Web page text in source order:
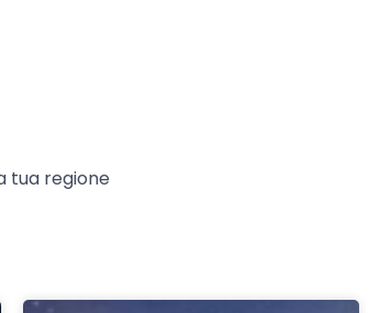
tua regione